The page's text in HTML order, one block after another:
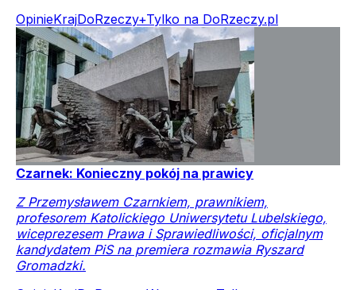
OpinieKrajDoRzeczy+Tylko na DoRzeczy.pl
Czarnek: Konieczny pokój na prawicy
Z Przemysławem Czarnkiem, prawnikiem,
profesorem Katolickiego Uniwersytetu Lubelskiego,
wiceprezesem Prawa i Sprawiedliwości, oficjalnym
kandydatem PiS na premiera rozmawia Ryszard
Gromadzki.